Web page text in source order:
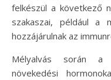
felkészül a következő
szakaszai, például a
hozzájárulnak az
Mélyalvás során a
növekedési